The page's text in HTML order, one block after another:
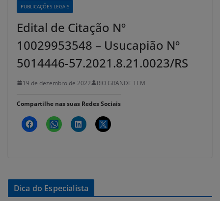
PUBLICAÇÕES LEGAIS
Edital de Citação Nº
10029953548 – Usucapião Nº
5014446-57.2021.8.21.0023/RS
19 de dezembro de 2022 RIO GRANDE TEM
Compartilhe nas suas Redes Sociais
Dica do Especialista